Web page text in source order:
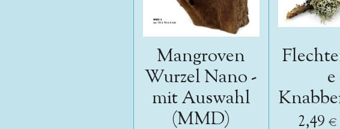
Mangroven
Wurzel Nano -
mit Auswahl
(MMD)
2,49 €